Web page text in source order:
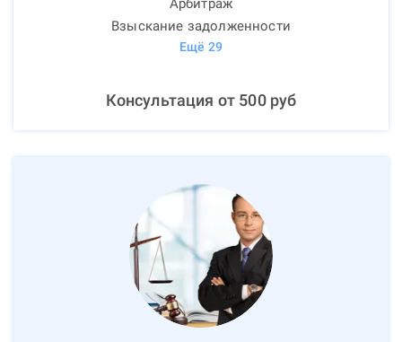
Арбитраж
Взыскание задолженности
Ещё 29
Консультация от 500руб